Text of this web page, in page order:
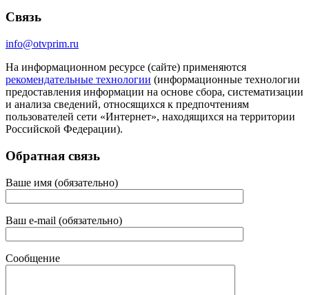
Связь
info@otvprim.ru
На информационном ресурсе (сайте) применяются
рекомендательные технологии (информационные технологии
предоставления информации на основе сбора, систематизации
и анализа сведений, относящихся к предпочтениям
пользователей сети «Интернет», находящихся на территории
Российской Федерации).
Обратная связь
Ваше имя (обязательно)
Ваш e-mail (обязательно)
Сообщение